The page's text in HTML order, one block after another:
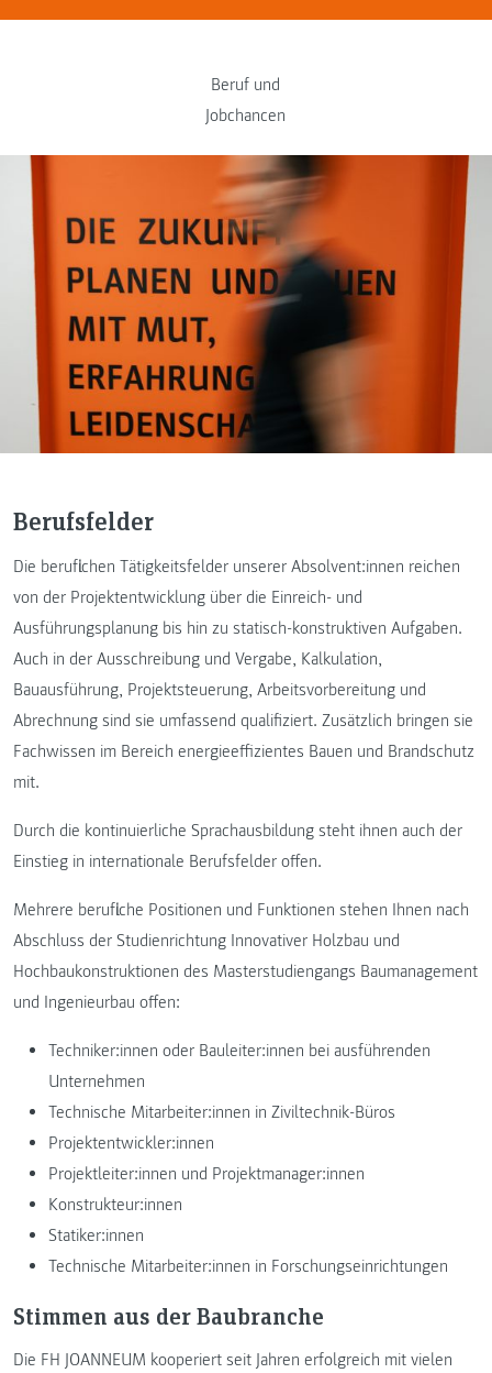
Beruf und
Jobchancen
Berufsfelder
Die beruflichen Tätigkeitsfelder unserer Absolvent:innen reichen
von der Projektentwicklung über die Einreich- und
Ausführungsplanung bis hin zu statisch-konstruktiven Aufgaben.
Auch in der Ausschreibung und Vergabe, Kalkulation,
Bauausführung, Projektsteuerung, Arbeitsvorbereitung und
Abrechnung sind sie umfassend qualifiziert. Zusätzlich bringen sie
Fachwissen im Bereich energieeffizientes Bauen und Brandschutz
mit.
Durch die kontinuierliche Sprachausbildung steht ihnen auch der
Einstieg in internationale Berufsfelder offen.
Mehrere berufliche Positionen und Funktionen stehen Ihnen nach
Abschluss der Studienrichtung Innovativer Holzbau und
Hochbaukonstruktionen des Masterstudiengangs Baumanagement
und Ingenieurbau offen:
Techniker:innen oder Bauleiter:innen bei ausführenden
Unternehmen
Technische Mitarbeiter:innen in Ziviltechnik-Büros
Projektentwickler:innen
Projektleiter:innen und Projektmanager:innen
Konstrukteur:innen
Statiker:innen
Technische Mitarbeiter:innen in Forschungseinrichtungen
Stimmen aus der Baubranche
Die FH JOANNEUM kooperiert seit Jahren erfolgreich mit vielen